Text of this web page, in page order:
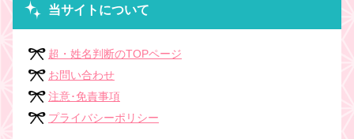
当サイトについて
超・姓名判断のTOPページ
お問い合わせ
注意･免責事項
プライバシーポリシー